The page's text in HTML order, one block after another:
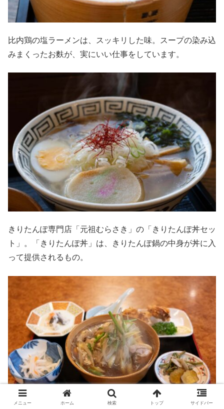
比内鶏の塩ラーメンは、スッキリした味。スープの染み込
みまくったお麩が、実にいい仕事をしています。
きりたんぽ専門店「元祖むらさき」の「きりたんぽ丼セッ
ト」。「きりたんぽ丼」は、きりたんぽ鍋の中身が丼に入
って提供されるもの。
メニュー ホーム 検索 トップ サイドバー